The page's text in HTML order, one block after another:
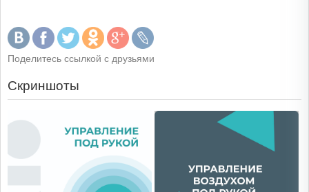
Поделитесь ссылкой с друзьями
Скриншоты